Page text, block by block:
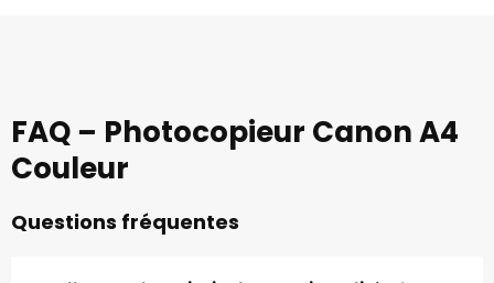
FAQ – Photocopieur Canon A4
Couleur
Questions fréquentes